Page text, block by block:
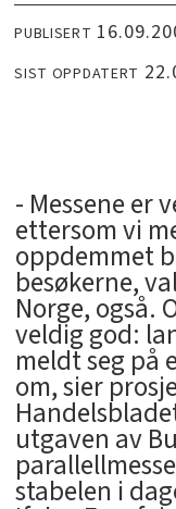
PUBLISERT
SIST OPPDATERT
- Messene er
ettersom vi
oppdemmet
besøkerne,
Norge, også.
veldig god:
meldt seg på
om, sier
utgaven av
stabelen i